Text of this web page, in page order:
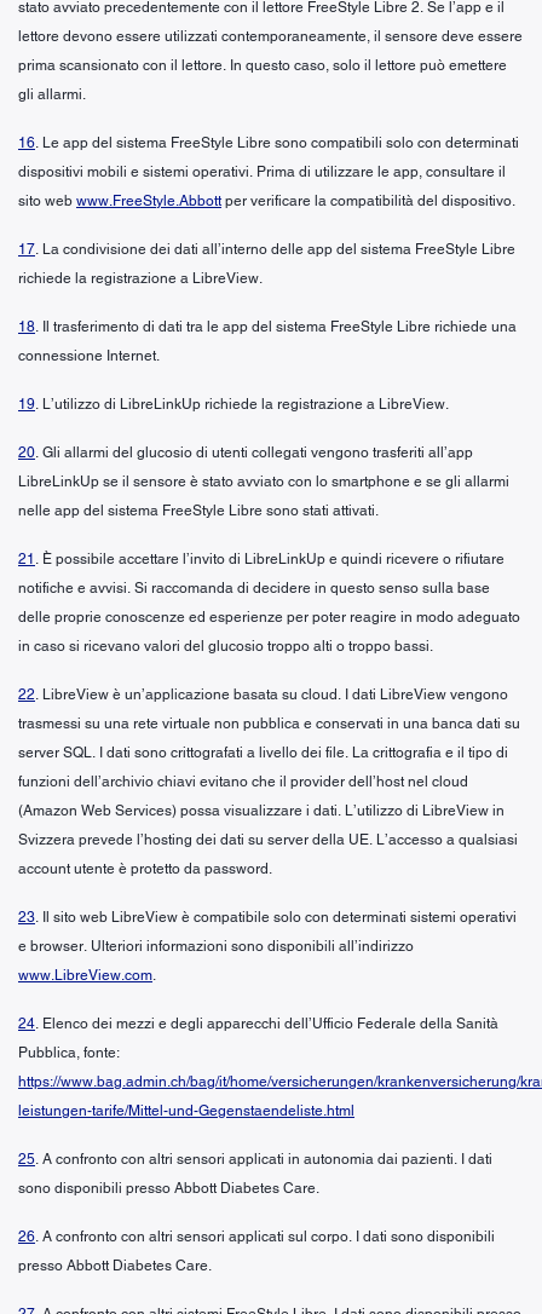
stato avviato precedentemente con il lettore FreeStyle Libre 2. Se l’app e il
lettore devono essere utilizzati contemporaneamente, il sensore deve essere
prima scansionato con il lettore. In questo caso, solo il lettore può emettere
gli allarmi.
16. Le app del sistema FreeStyle Libre sono compatibili solo con determinati
dispositivi mobili e sistemi operativi. Prima di utilizzare le app, consultare il
sito web www.FreeStyle.Abbott per verificare la compatibilità del dispositivo.
17. La condivisione dei dati all’interno delle app del sistema FreeStyle Libre
richiede la registrazione a LibreView.
18. Il trasferimento di dati tra le app del sistema FreeStyle Libre richiede una
connessione Internet.
19. L’utilizzo di LibreLinkUp richiede la registrazione a LibreView.
20. Gli allarmi del glucosio di utenti collegati vengono trasferiti all’app
LibreLinkUp se il sensore è stato avviato con lo smartphone e se gli allarmi
nelle app del sistema FreeStyle Libre sono stati attivati.
21 . È possibile accettare l’invito di LibreLinkUp e quindi ricevere o rifiutare
notifiche e avvisi. Si raccomanda di decidere in questo senso sulla base
delle proprie conoscenze ed esperienze per poter reagire in modo adeguato
in caso si ricevano valori del glucosio troppo alti o troppo bassi.
22. LibreView è un’applicazione basata su cloud. I dati LibreView vengono
trasmessi su una rete virtuale non pubblica e conservati in una banca dati su
server SQL. I dati sono crittografati a livello dei file. La crittografia e il tipo di
funzioni dell’archivio chiavi evitano che il provider dell’host nel cloud
(Amazon Web Services) possa visualizzare i dati. L’utilizzo di LibreView in
Svizzera prevede l’hosting dei dati su server della UE. L’accesso a qualsiasi
account utente è protetto da password.
23. Il sito web LibreView è compatibile solo con determinati sistemi operativi
e browser. Ulteriori informazioni sono disponibili all’indirizzo
www.LibreView.com.
24. Elenco dei mezzi e degli apparecchi dell’Ufficio Federale della Sanità
Pubblica, fonte:
https://www.bag.admin.ch/bag/it/home/versicherungen/krankenversicherung/
leistungen-tarife/Mittel-und-Gegenstaendeliste.html
25. A confronto con altri sensori applicati in autonomia dai pazienti. I dati
sono disponibili presso Abbott Diabetes Care.
26. A confronto con altri sensori applicati sul corpo. I dati sono disponibili
presso Abbott Diabetes Care.